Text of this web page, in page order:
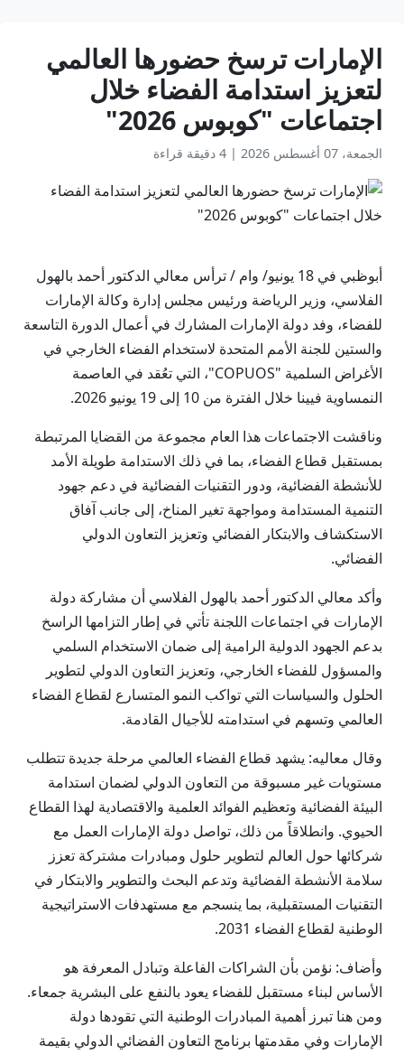
الإمارات ترسخ حضورها العالمي
لتعزيز استدامة الفضاء خلال
اجتماعات "كوبوس 2026"
الجمعة، 07 أغسطس 2026 | 4 دقيقة قراءة
أبوظبي في 18 يونيو/ وام / ترأس معالي الدكتور أحمد بالهول
الفلاسي، وزير الرياضة ورئيس مجلس إدارة وكالة الإمارات
للفضاء، وفد دولة الإمارات المشارك في أعمال الدورة التاسعة
والستين للجنة الأمم المتحدة لاستخدام الفضاء الخارجي في
الأغراض السلمية "COPUOS"، التي تعُقد في العاصمة
النمساوية فيينا خلال الفترة من 10 إلى 19 يونيو 2026.
وناقشت الاجتماعات هذا العام مجموعة من القضايا المرتبطة
بمستقبل قطاع الفضاء، بما في ذلك الاستدامة طويلة الأمد
للأنشطة الفضائية، ودور التقنيات الفضائية في دعم جهود
التنمية المستدامة ومواجهة تغير المناخ، إلى جانب آفاق
الاستكشاف والابتكار الفضائي وتعزيز التعاون الدولي
الفضائي.
وأكد معالي الدكتور أحمد بالهول الفلاسي أن مشاركة دولة
الإمارات في اجتماعات اللجنة تأتي في إطار التزامها الراسخ
بدعم الجهود الدولية الرامية إلى ضمان الاستخدام السلمي
والمسؤول للفضاء الخارجي، وتعزيز التعاون الدولي لتطوير
الحلول والسياسات التي تواكب النمو المتسارع لقطاع الفضاء
العالمي وتسهم في استدامته للأجيال القادمة.
وقال معاليه: يشهد قطاع الفضاء العالمي مرحلة جديدة تتطلب
مستويات غير مسبوقة من التعاون الدولي لضمان استدامة
البيئة الفضائية وتعظيم الفوائد العلمية والاقتصادية لهذا القطاع
الحيوي. وانطلاقاً من ذلك، تواصل دولة الإمارات العمل مع
شركائها حول العالم لتطوير حلول ومبادرات مشتركة تعزز
سلامة الأنشطة الفضائية وتدعم البحث والتطوير والابتكار في
التقنيات المستقبلية، بما ينسجم مع مستهدفات الاستراتيجية
الوطنية لقطاع الفضاء 2031.
وأضاف: نؤمن بأن الشراكات الفاعلة وتبادل المعرفة هو
الأساس لبناء مستقبل للفضاء يعود بالنفع على البشرية جمعاء.
ومن هنا تبرز أهمية المبادرات الوطنية التي تقودها دولة
الإمارات وفي مقدمتها برنامج التعاون الفضائي الدولي بقيمة